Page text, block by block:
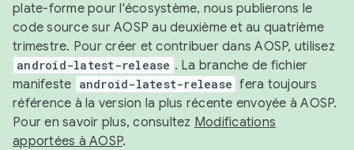
plate-forme pour l'écosystème, nous publierons le
code source sur AOSP au deuxième et au quatrième
trimestre. Pour créer et contribuer dans AOSP, utilisez
android-latest-release . La branche de fichier
manifeste android-latest-release fera toujours
référence à la version la plus récente envoyée à AOSP.
Pour en savoir plus, consultez Modifications
apportées à AOSP.